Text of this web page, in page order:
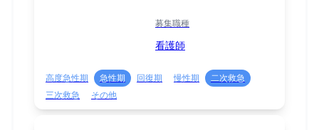
募集職種
看護師
高度急性期 急性期 回復期 慢性期
二次救急
三次救急
その他